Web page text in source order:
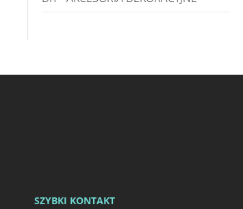
SZYBKI KONTAKT